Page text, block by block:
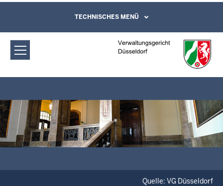
Verwaltungsgericht Düsseldorf:
Geschäftsverteilungsplan 2016 in
Rechtssachen
Direkt zum Inhalt
Leichte Sprache, Gebärdensprachenvideo
und Kontaktformular
TECHNISCHES MENÜ
Quelle: VG Düsseldorf